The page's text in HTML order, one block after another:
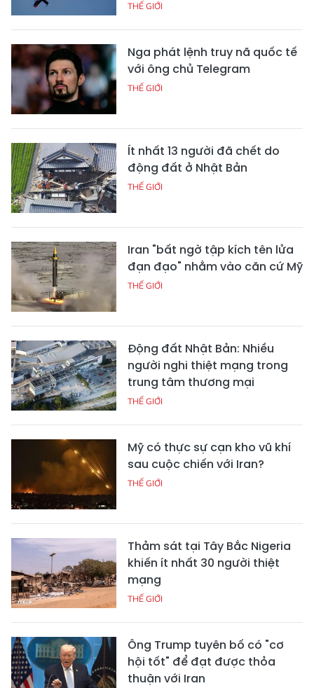
THẾ GIỚI
Nga phát lệnh truy nã quốc tế
với ông chủ Telegram
THẾ GIỚI
Ít nhất 13 người đã chết do
động đất ở Nhật Bản
THẾ GIỚI
Iran "bất ngờ tập kích tên lửa
đạn đạo" nhằm vào căn cứ Mỹ
THẾ GIỚI
Động đất Nhật Bản: Nhiều
người nghi thiệt mạng trong
trung tâm thương mại
THẾ GIỚI
Mỹ có thực sự cạn kho vũ khí
sau cuộc chiến với Iran?
THẾ GIỚI
Thảm sát tại Tây Bắc Nigeria
khiến ít nhất 30 người thiệt
mạng
THẾ GIỚI
Ông Trump tuyên bố có "cơ
hội tốt" để đạt được thỏa
thuận với Iran